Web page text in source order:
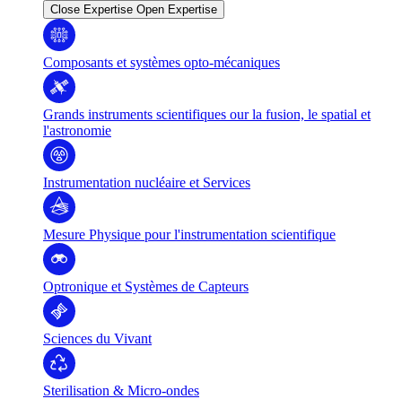
Close Expertise Open Expertise
Composants et systèmes opto-mécaniques
Grands instruments scientifiques our la fusion, le spatial et
l'astronomie
Instrumentation nucléaire et Services
Mesure Physique pour l'instrumentation scientifique
Optronique et Systèmes de Capteurs
Sciences du Vivant
Sterilisation & Micro-ondes